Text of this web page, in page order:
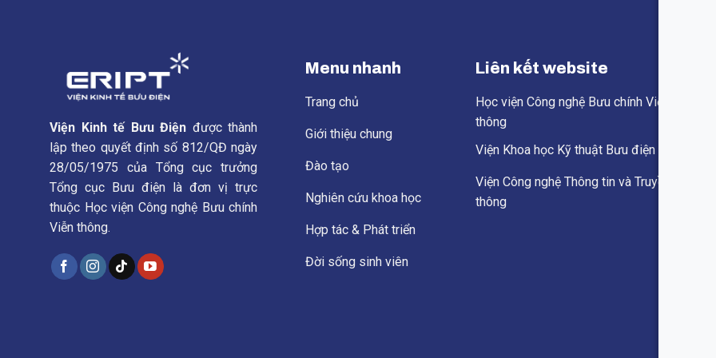
Viện Kinh tế Bưu Điện được thành
lập theo quyết định số 812/QĐ ngày
28/05/1975 của Tổng cục trưởng
Tổng cục Bưu điện là đơn vị trực
thuộc Học viện Công nghệ Bưu chính
Viễn thông.
Menu nhanh
Trang chủ
Giới thiệu chung
Đào tạo
Nghiên cứu khoa học
Hợp tác & Phát triển
Đời sống sinh viên
Liên kết website
Học viện Công nghệ Bưu chính Viễn
thông
Viện Khoa học Kỹ thuật Bưu điện
Viện Công nghệ Thông tin và Truyền
thông